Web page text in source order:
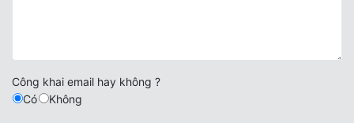
Công khai email hay không ?
Có
Không